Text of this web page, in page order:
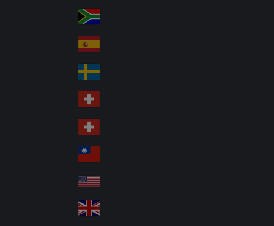
d
Slo
va
kia
So
uth
Af
ric
a
Sp
ain
Sw
ed
en
Sw
itz
erl
an
d
Sw
itz
erl
an
d
wa
n
A